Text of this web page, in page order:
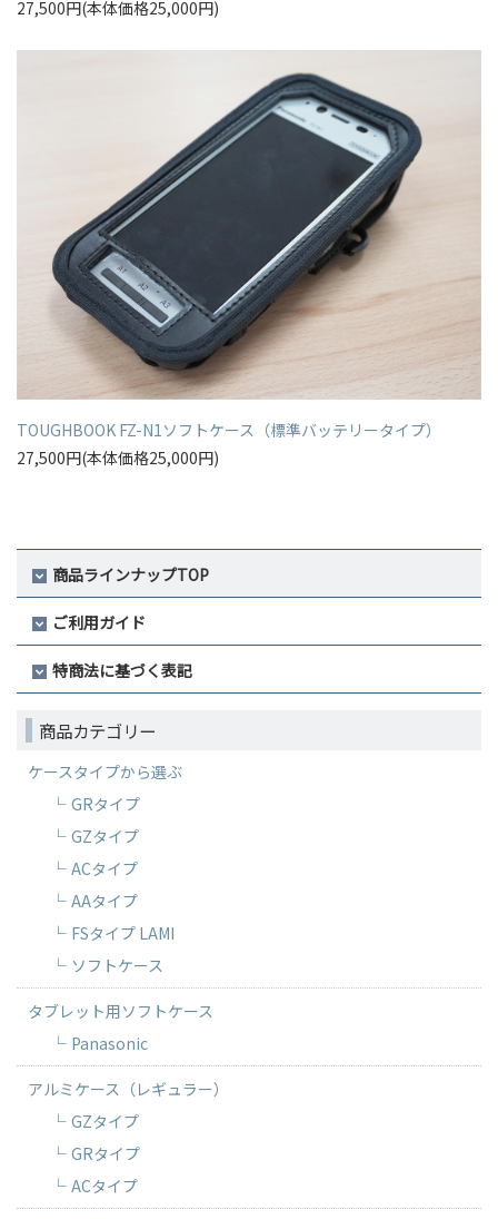
27,500円(本体価格25,000円)
TOUGHBOOK FZ-N1ソフトケース（標準バッテリータイプ）
27,500円(本体価格25,000円)
商品ラインナップTOP
ご利用ガイド
特商法に基づく表記
商品カテゴリー
ケースタイプから選ぶ
GRタイプ
GZタイプ
ACタイプ
AAタイプ
FSタイプ LAMI
ソフトケース
タブレット用ソフトケース
Panasonic
アルミケース（レギュラー）
GZタイプ
GRタイプ
ACタイプ